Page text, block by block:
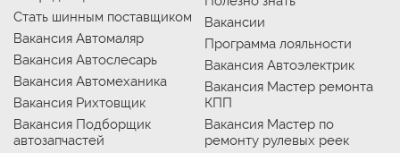
Стать шинным поставщиком
Вакансия Автомаляр
Вакансия Автослесарь
Вакансия Автомеханика
Вакансия Рихтовщик
Вакансия Подборщик
автозапчастей
Вакансии
Программа лояльности
Вакансия Автоэлектрик
Вакансия Мастер ремонта
КПП
Вакансия Мастер по
ремонту рулевых реек